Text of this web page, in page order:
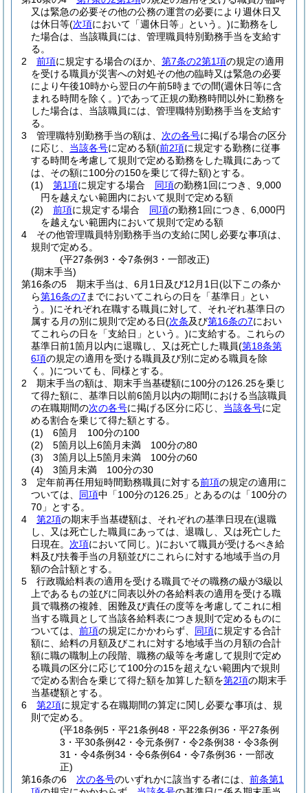
又は緊急の必要その他の公務の運営の必要により週休日又
は休日等(次項において「週休日等」という。)に勤務をし
た場合は、当該職員には、管理職員特別勤務手当を支給す
る。
2
前項に規定する場合のほか、 第7条の2第1項の規定の適用
を受ける職員が災害への対処その他の臨時又は緊急の必要
により午後10時から翌日の午前5時までの間(週休日等に含
まれる時間を除く。)であって正規の勤務時間以外に勤務を
した場合は、当該職員には、管理職特別勤務手当を支給す
る。
3
管理職特別勤務手当の額は、 次の各号に掲げる場合の区分
に応じ、 当該各号に定める額(前2項に規定する勤務に従事
する時間を考慮して規則で定める勤務をした職員にあって
は、その額に100分の150を乗じて得た額)とする。
(1)
第1項に規定する場合 同項の勤務1回につき、9,000
円を越えない範囲内において規則で定める額
(2)
前項に規定する場合 同項の勤務1回につき、6,000円
を越えない範囲内において規則で定める額
4
その他管理職員特別勤務手当の支給に関し必要な事項は、
規則で定める。
(平27条例3・令7条例3・一部改正)
(期末手当)
第16条の5
期末手当は、6月1日及び12月1日(以下この条か
ら第16条の7 までにおいてこれらの日を「基準日」とい
う。)にそれぞれ在職する職員に対して、それぞれ基準日の
属する月の別に規則で定める日(次条及び第16条の7におい
てこれらの日を「支給日」という。)に支給する。
これらの
基準日前1箇月以内に退職し、又は死亡した職員(第18条第
6項の規定の適用を受ける職員及び別に定める職員を除
く。)についても、同様とする。
2
期末手当の額は、期末手当基礎額に100分の126.25を乗じ
て得た額に、基準日以前6箇月以内の期間における当該職員
の在職期間の次の各号に掲げる区分に応じ、 当該各号に定
める割合を乗じて得た額とする。
(1)
6箇月 100分の100
(2)
5箇月以上6箇月未満 100分の80
(3)
3箇月以上5箇月未満 100分の60
(4)
3箇月未満 100分の30
3
定年前再任用短時間勤務職員に対する前項の規定の適用に
ついては、 同項中「100分の126.25」とあるのは「100分の
70」とする。
4
第2項の期末手当基礎額は、それぞれの基準日現在(退職
し、又は死亡した職員にあっては、退職し、又は死亡した
日現在。 次項において同じ。)において職員が受けるべき給
料及び扶養手当の月額並びにこれらに対する地域手当の月
額の合計額とする。
5
行政職給料表の適用を受ける職員でその職務の級が3級以
上であるもの並びに同表以外の各給料表の適用を受ける職
員で職務の複雑、困難及び責任の度等を考慮してこれに相
当する職員として当該各給料表につき規則で定めるものに
ついては、 前項の規定にかかわらず、 同項に規定する合計
額に、給料の月額及びこれに対する地域手当の月額の合計
額に職の職制上の段階、職務の級等を考慮して規則で定め
る職員の区分に応じて100分の15を超えない範囲内で規則
で定める割合を乗じて得た額を加算した額を第2項の期末手
当基礎額とする。
6
第2項に規定する在職期間の算定に関し必要な事項は、規
則で定める。
(平18条例5・平21条例48・平22条例36・平27条例
3・平30条例42・令元条例7・令2条例38・令3条例
31・令4条例34・令6条例64・令7条例36・一部改
正)
第16条の6
次の各号のいずれかに該当する者には、 前条第1